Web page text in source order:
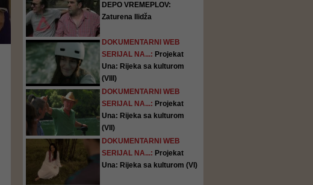
DEPO VREMEPLOV:
Zaturena Ilidža
DOKUMENTARNI WEB
SERIJAL NA...: Projekat
Una: Rijeka sa kulturom
(VIII)
DOKUMENTARNI WEB
SERIJAL NA...: Projekat
Una: Rijeka sa kulturom
(VII)
DOKUMENTARNI WEB
SERIJAL NA...: Projekat
Una: Rijeka sa kulturom (VI)